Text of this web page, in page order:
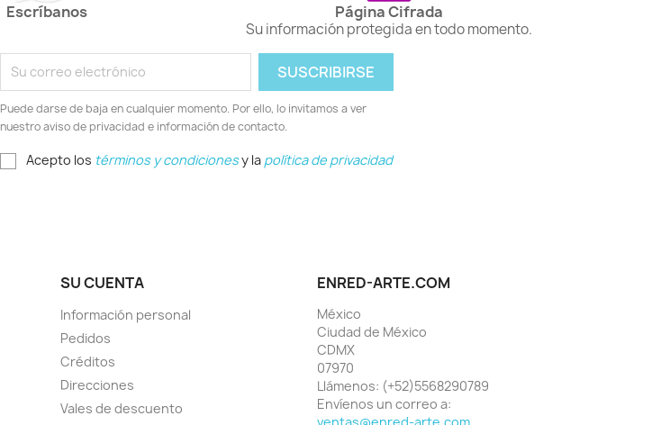
Escríbanos Página Cifrada
Su información protegida en todo momento.
Puede darse de baja en cualquier momento. Por ello, lo invitamos a ver
nuestro aviso de privacidad e información de contacto.
Acepto los términos y condicionesy la política de privacidad
SU CUENTA
Información personal
Pedidos
Créditos
Direcciones
Vales de descuento
ENRED-ARTE.COM
México
Ciudad de México
CDMX
07970
Llámenos: (+52)5568290789
Envíenos un correo a: